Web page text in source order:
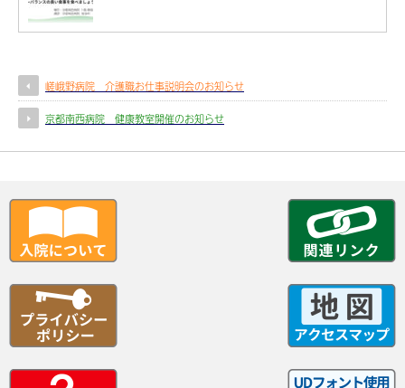
嵯峨野病院 介護職お仕事説明会のお知らせ
京都南西病院 健康教室開催のお知らせ